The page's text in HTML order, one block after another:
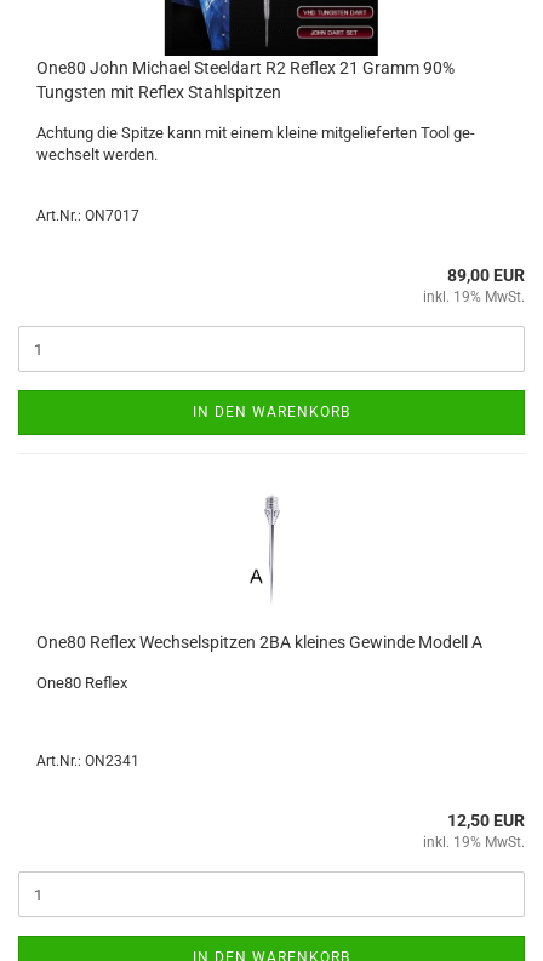
One80 John Mi­cha­el Steeld­art R2 Re­flex 21 Gramm 90%
Tungs­ten mit Re­flex Stahl­spit­zen
Ach­tung die Spit­ze kann mit einem klei­ne mit­ge­lie­fer­ten Tool ge­
wech­selt wer­den.
Art.Nr.: ON7017
89,00 EUR
inkl. 19% MwSt.
IN DEN WARENKORB
One80 Re­flex Wech­sel­spit­zen 2BA klei­nes Ge­win­de Mo­dell A
One80 Re­flex
Art.Nr.: ON2341
12,50 EUR
inkl. 19% MwSt.